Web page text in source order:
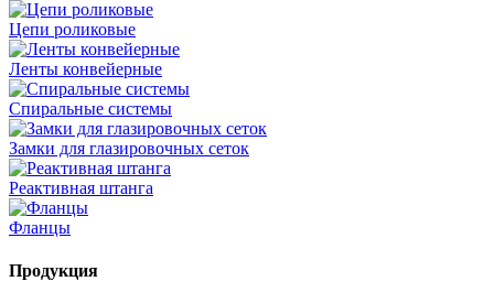
Цепи роликовые
Ленты конвейерные
Спиральные системы
Замки для глазировочных сеток
Реактивная штанга
Фланцы
Продукция